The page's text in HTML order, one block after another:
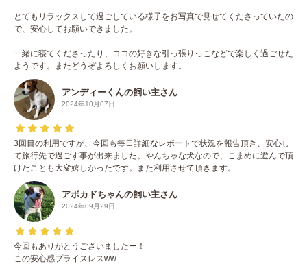
とてもリラックスして過ごしている様子をお写真で見せてくださっていたの
で、安心してお願いできました。
一緒に寝てくださったり、ココの好きな引っ張りっこなどで楽しく過ごせた
ようです。またどうぞよろしくお願いします。
アンディーくんの飼い主さん
2024年10月07日
3回目の利用ですが、今回も毎日詳細なレポートで状況を報告頂き、安心し
て旅行先で過ごす事が出来ました。やんちゃな犬なので、こまめに遊んで頂
けたことも大変嬉しかったです。また利用させて頂きます。
アボカドちゃんの飼い主さん
2024年09月29日
今回もありがとうございましたー！
この安心感プライスレスww